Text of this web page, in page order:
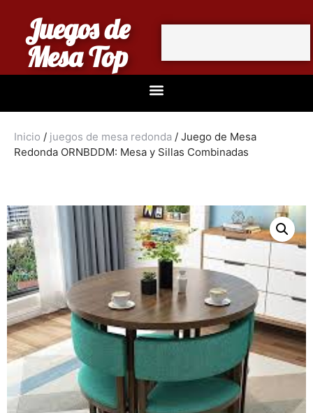
Juegos de
Mesa Top
Inicio / juegos de mesa redonda / Juego de Mesa
Redonda ORNBDDM: Mesa y Sillas Combinadas